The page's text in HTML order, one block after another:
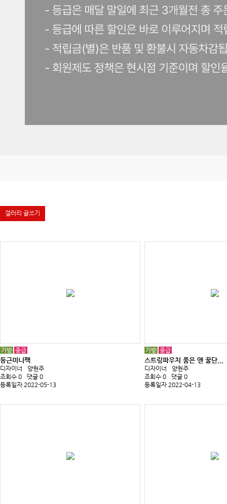
갤러리 글쓰기
가방 중급
둥근미니팩
디자이너
양현주
조회수 0
댓글 0
등록일자 2022-05-13
가방 중급
스트링파우치 품은 앤 꿀단...
디자이너
양현주
조회수 0
댓글 0
등록일자 2022-04-13